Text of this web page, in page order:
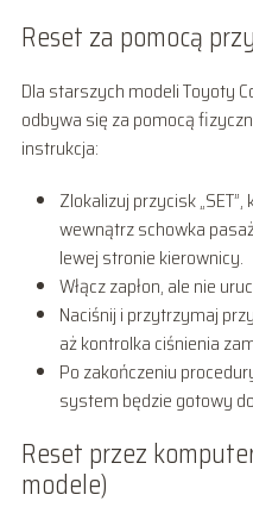
Reset za pomocą
Dla starszych modeli Toyoty
odbywa się za pomocą
instrukcja:
Zlokalizuj przycisk
wewnątrz schowka
lewej stronie kierownicy.
Włącz zapłon, ale nie
Naciśnij i przytrzymaj
aż kontrolka ciśnienia
Po zakończeniu
system będzie gotowy
Reset przez
modele)